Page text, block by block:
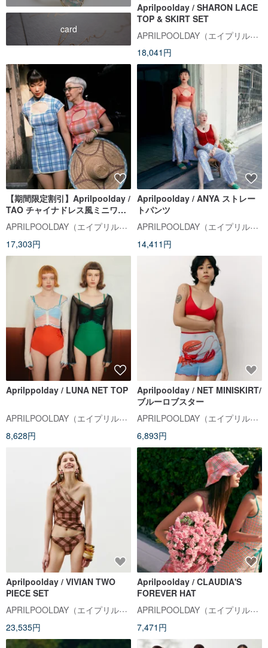
card
Aprilpoolday / SHARON LACE
TOP & SKIRT SET
APRILPOOLDAY（エイプリルプールデイ）
18,041円
【期間限定割引】Aprilpoolday /
TAO チャイナドレス風ミニワン
ピース
APRILPOOLDAY（エイプリルプールデイ）
17,303円
Aprilpoolday / ANYA ストレー
トパンツ
APRILPOOLDAY（エイプリルプールデイ）
14,411円
Aprilppolday / LUNA NET TOP
APRILPOOLDAY（エイプリルプールデイ）
8,628円
Aprilpoolday / NET MINISKIRT/
ブルーロブスター
APRILPOOLDAY（エイプリルプールデイ）
6,893円
Aprilpoolday / VIVIAN TWO
PIECE SET
APRILPOOLDAY（エイプリルプールデイ）
23,535円
Aprilpoolday / CLAUDIA'S
FOREVER HAT
APRILPOOLDAY（エイプリルプールデイ）
7,471円